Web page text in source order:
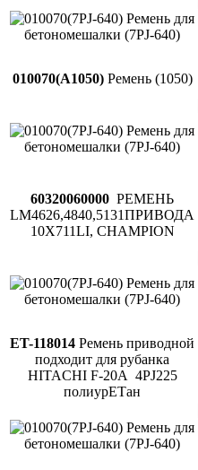
010070(A1050)Ремень (1050)
60320060000 РЕМЕНЬ
LM4626,4840,5131ПРИВОДА
10Х711LI, CHAMPION
ET-118014 Ремень приводной
подходит для рубанка
HITACHI F-20A 4PJ225
полиурETан